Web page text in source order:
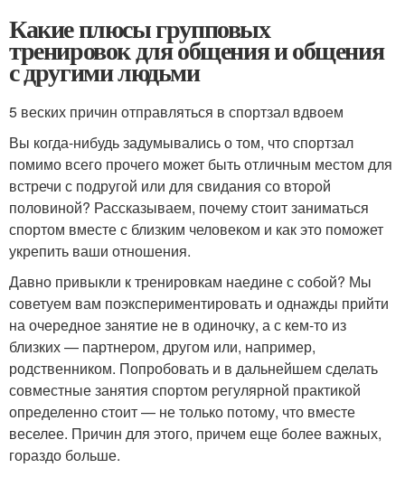
Какие плюсы групповых
тренировок для общения и общения
с другими людьми
5 веских причин отправляться в спортзал вдвоем
Вы когда-нибудь задумывались о том, что спортзал
помимо всего прочего может быть отличным местом для
встречи с подругой или для свидания со второй
половиной? Рассказываем, почему стоит заниматься
спортом вместе с близким человеком и как это поможет
укрепить ваши отношения.
Давно привыкли к тренировкам наедине с собой? Мы
советуем вам поэкспериментировать и однажды прийти
на очередное занятие не в одиночку, а с кем-то из
близких — партнером, другом или, например,
родственником. Попробовать и в дальнейшем сделать
совместные занятия спортом регулярной практикой
определенно стоит — не только потому, что вместе
веселее. Причин для этого, причем еще более важных,
гораздо больше.